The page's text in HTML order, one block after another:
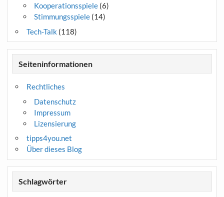
Kooperationsspiele(6)
Stimmungsspiele(14)
Tech-Talk (118)
Seiteninformationen
Rechtliches
Datenschutz
Impressum
Lizensierung
tipps4you.net
Über dieses Blog
Schlagwörter